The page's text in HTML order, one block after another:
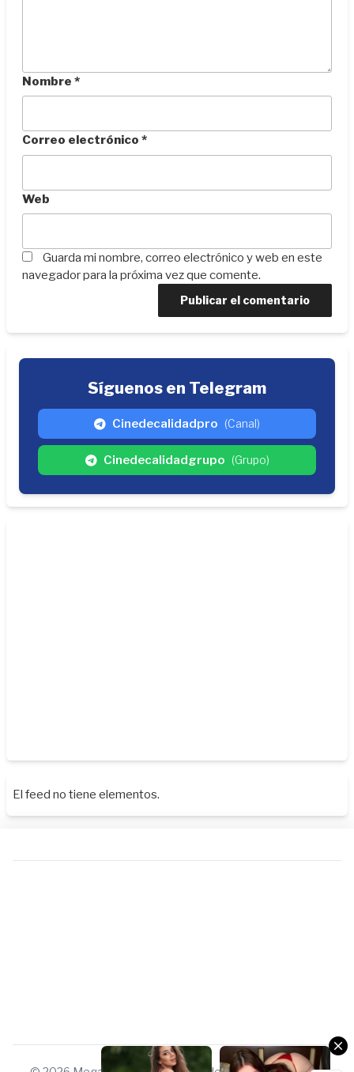
DATING DATING
Nombre *
Correo electrónico *
Web
Guarda mi nombre, correo electrónico y web en este
navegador para la próxima vez que comente.
Síguenos en Telegram
Cinedecalidadpro (Canal)
Cinedecalidadgrupo (Grupo)
El feed no tiene elementos.